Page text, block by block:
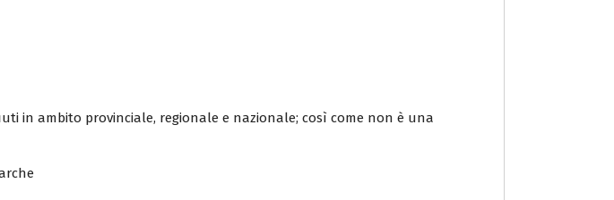
in ambito provinciale, regionale e nazionale; così come non è una